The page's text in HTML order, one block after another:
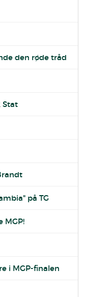
den røde tråd
Stat
på TG
MGP!
i MGP-finalen